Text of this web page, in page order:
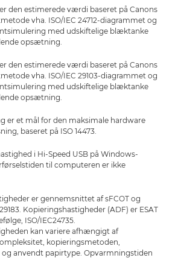
den estimerede værdi baseret på Canons
vha. ISO/IEC 24712-diagrammet og
med udskiftelige blæktanke
opsætning.
den estimerede værdi baseret på Canons
vha. ISO/IEC 29103-diagrammet og
med udskiftelige blæktanke
opsætning.
er et mål for den maksimale hardware
baseret på ISO 14473.
i Hi-Speed USB på Windows-
til computeren er ikke
er gennemsnittet af sFCOT og
Kopieringshastigheder (ADF) er ESAT
ISO/IEC24735.
kan variere afhængigt af
kopieringsmetoden,
anvendt papirtype. Opvarmningstiden